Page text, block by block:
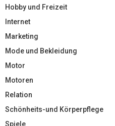
Hobby und Freizeit
Internet
Marketing
Mode und Bekleidung
Motor
Motoren
Relation
Schönheits-und Körperpflege
Spiele